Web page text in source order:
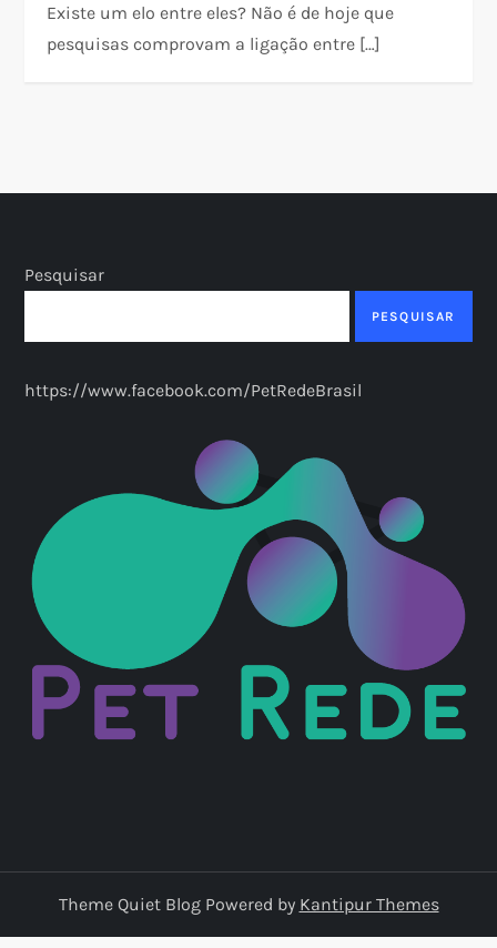
Existe um elo entre eles? Não é de hoje que
pesquisas comprovam a ligação entre […]
Pesquisar
PESQUISAR
https://www.facebook.com/PetRedeBrasil
Theme Quiet Blog Powered by Kantipur Themes